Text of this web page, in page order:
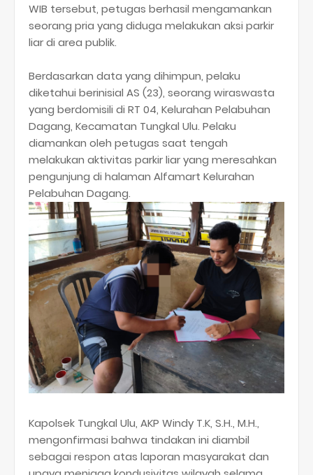
WIB tersebut, petugas berhasil mengamankan
seorang pria yang diduga melakukan aksi parkir
liar di area publik.
​Berdasarkan data yang dihimpun, pelaku
diketahui berinisial AS (23), seorang wiraswasta
yang berdomisili di RT 04, Kelurahan Pelabuhan
Dagang, Kecamatan Tungkal Ulu. Pelaku
diamankan oleh petugas saat tengah
melakukan aktivitas parkir liar yang meresahkan
pengunjung di halaman Alfamart Kelurahan
Pelabuhan Dagang.
Kapolsek Tungkal Ulu, AKP Windy T.K, S.H., M.H.,
mengonfirmasi bahwa tindakan ini diambil
sebagai respon atas laporan masyarakat dan